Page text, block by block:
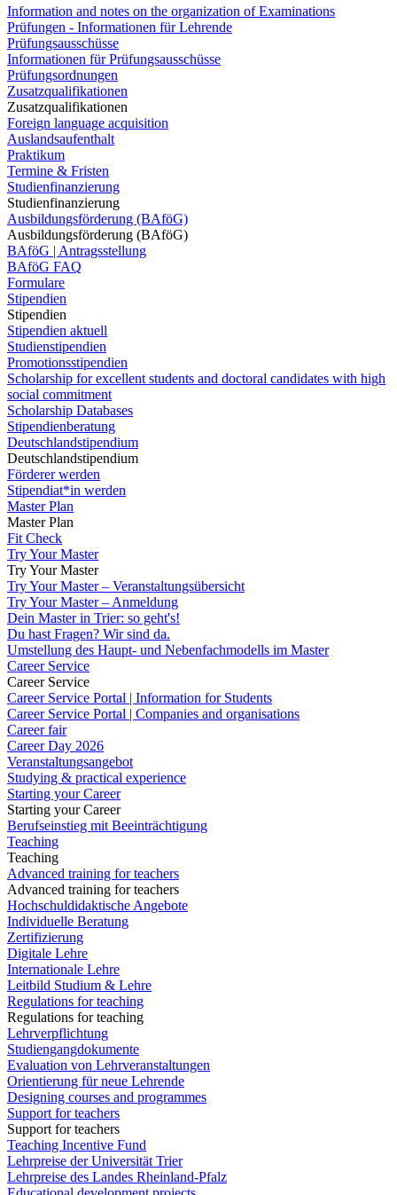
Information and notes on the organization of Examinations
Prüfungen - Informationen für Lehrende
Prüfungsausschüsse
Informationen für Prüfungsausschüsse
Prüfungsordnungen
Zusatzqualifikationen
Zusatzqualifikationen
Foreign language acquisition
Auslandsaufenthalt
Praktikum
Termine & Fristen
Studienfinanzierung
Studienfinanzierung
Ausbildungsförderung (BAföG)
Ausbildungsförderung (BAföG)
BAföG | Antragsstellung
BAföG FAQ
Formulare
Stipendien
Stipendien
Stipendien aktuell
Studienstipendien
Promotionsstipendien
Scholarship for excellent students and doctoral candidates with high
social commitment
Scholarship Databases
Stipendienberatung
Deutschlandstipendium
Deutschlandstipendium
Förderer werden
Stipendiat*in werden
Master Plan
Master Plan
Fit Check
Try Your Master
Try Your Master
Try Your Master – Veranstaltungsübersicht
Try Your Master – Anmeldung
Dein Master in Trier: so geht's!
Du hast Fragen? Wir sind da.
Umstellung des Haupt- und Nebenfachmodells im Master
Career Service
Career Service
Career Service Portal | Information for Students
Career Service Portal | Companies and organisations
Career fair
Career Day 2026
Veranstaltungsangebot
Studying & practical experience
Starting your Career
Starting your Career
Berufseinstieg mit Beeinträchtigung
Teaching
Teaching
Advanced training for teachers
Advanced training for teachers
Hochschuldidaktische Angebote
Individuelle Beratung
Zertifizierung
Digitale Lehre
Internationale Lehre
Leitbild Studium & Lehre
Regulations for teaching
Regulations for teaching
Lehrverpflichtung
Studiengangdokumente
Evaluation von Lehrveranstaltungen
Orientierung für neue Lehrende
Designing courses and programmes
Support for teachers
Support for teachers
Teaching Incentive Fund
Lehrpreise der Universität Trier
Lehrpreise des Landes Rheinland-Pfalz